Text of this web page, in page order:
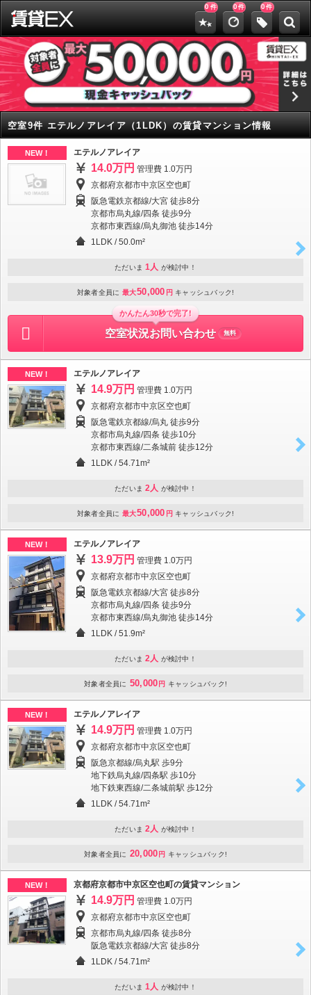
0 件 0件 0件
空室9件 エテルノアレイア（1LDK）の賃貸マンション情報
NEW！ エテルノアレイア
14.0万円 管理費 1.0万円
京都府京都市中京区空也町
阪急電鉄京都線/大宮 徒歩8分
京都市烏丸線/四条 徒歩9分
京都市東西線/烏丸御池 徒歩14分
1LDK /50.0m²
ただいま 1人 が検討中！
対象者全員に 最大50,000 円 キャッシュバック!
かんたん30秒で完了!
空室状況お問い合わせ 無料
NEW！ エテルノアレイア
14.9万円 管理費 1.0万円
京都府京都市中京区空也町
阪急電鉄京都線/烏丸 徒歩9分
京都市烏丸線/四条 徒歩10分
京都市東西線/二条城前 徒歩12分
1LDK /54.71m²
ただいま 2人 が検討中！
対象者全員に 最大50,000 円 キャッシュバック!
NEW！ エテルノアレイア
13.9万円 管理費 1.0万円
京都府京都市中京区空也町
阪急電鉄京都線/大宮 徒歩8分
京都市烏丸線/四条 徒歩9分
京都市東西線/烏丸御池 徒歩14分
1LDK /51.9m²
ただいま 2人 が検討中！
対象者全員に 50,000 円 キャッシュバック!
NEW！ エテルノアレイア
14.9万円 管理費 1.0万円
京都府京都市中京区空也町
阪急京都線/烏丸駅 歩9分
地下鉄烏丸線/四条駅 歩10分
地下鉄東西線/二条城前駅 歩12分
1LDK /54.71m²
ただいま 2人 が検討中！
対象者全員に 20,000 円 キャッシュバック!
NEW！ 京都府京都市中京区空也町の賃貸マンション
14.9万円 管理費 1.0万円
京都府京都市中京区空也町
京都市烏丸線/四条 徒歩8分
阪急電鉄京都線/大宮 徒歩8分
1LDK /54.71m²
ただいま 1人 が検討中！